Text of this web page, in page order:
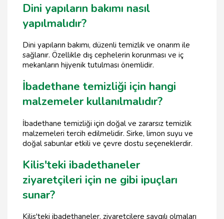
Dini yapıların bakımı nasıl
yapılmalıdır?
Dini yapıların bakımı, düzenli temizlik ve onarım ile
sağlanır. Özellikle dış cephelerin korunması ve iç
mekanların hijyenik tutulması önemlidir.
İbadethane temizliği için hangi
malzemeler kullanılmalıdır?
İbadethane temizliği için doğal ve zararsız temizlik
malzemeleri tercih edilmelidir. Sirke, limon suyu ve
doğal sabunlar etkili ve çevre dostu seçeneklerdir.
Kilis'teki ibadethaneler
ziyaretçileri için ne gibi ipuçları
sunar?
Kilis'teki ibadethaneler, ziyaretçilere saygılı olmaları